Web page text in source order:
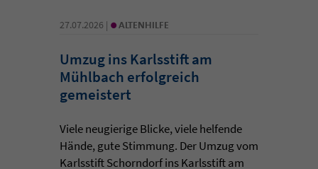
27.07.2026 | • ALTENHILFE
Umzug ins Karlsstift am
Mühlbach erfolgreich
gemeistert
Viele neugierige Blicke, viele helfende
Hände, gute Stimmung. Der Umzug vom
Karlsstift Schorndorf ins Karlsstift am